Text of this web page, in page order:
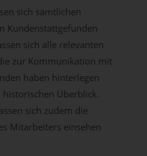
sich sämtlichen
Kundenstattgefunden
sich alle relevanten
zur Kommunikation mit
haben hinterlegen
Überblick.
sich zudem die
Mitarbeiters einsehen